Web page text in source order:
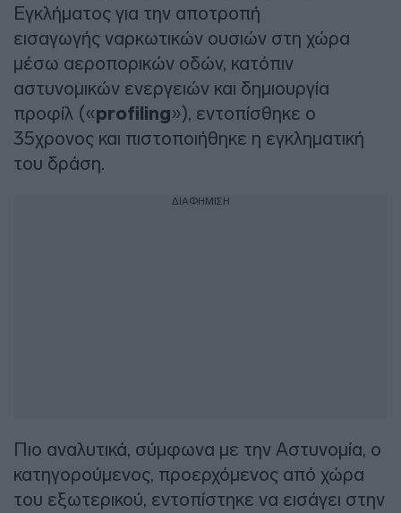
Εγκλήματος για την αποτροπή
εισαγωγής ναρκωτικών ουσιών στη χώρα
μέσω αεροπορικών οδών, κατόπιν
αστυνομικών ενεργειών και δημιουργία
προφίλ («profiling»), εντοπίσθηκε ο
35χρονος και πιστοποιήθηκε η εγκληματική
του δράση.
ΔΙΑΦΗΜΙΣΗ
Πιο αναλυτικά, σύμφωνα με την Αστυνομία, ο
κατηγορούμενος, προερχόμενος από χώρα
του εξωτερικού, εντοπίστηκε να εισάγει στην